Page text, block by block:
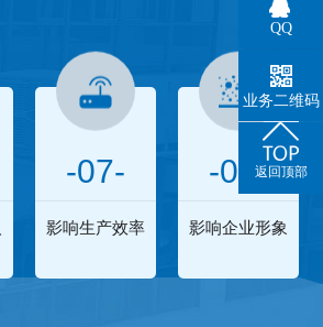
-07-
影响生产效率
-08-
影响企业形象
QQ
业务二维码
返回顶部